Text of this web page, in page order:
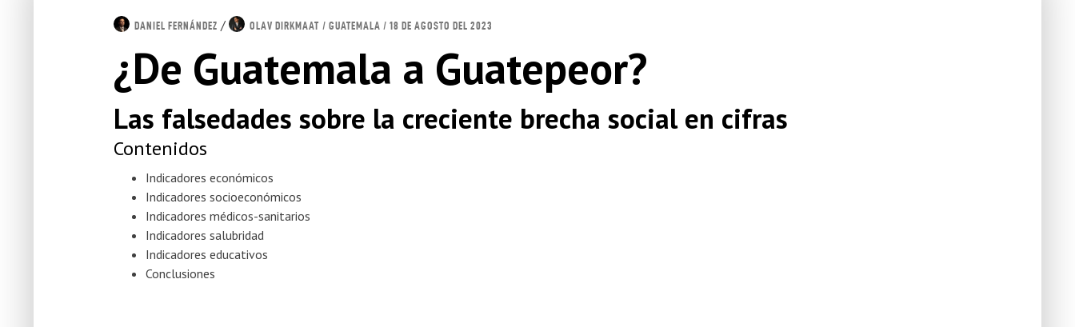
DANIEL FERNÁNDEZ / OLAV DIRKMAAT / GUATEMALA / 18 DE AGOSTO DEL 2023
¿De Guatemala a Guatepeor?
Las falsedades sobre la creciente brecha social en cifras
Contenidos
Indicadores económicos
Indicadores socioeconómicos
Indicadores médicos-sanitarios
Indicadores salubridad
Indicadores educativos
Conclusiones